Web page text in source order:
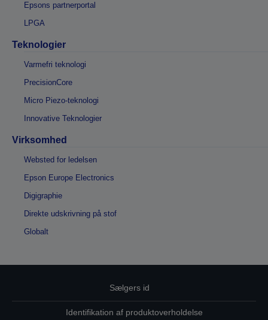
Epsons partnerportal
LPGA
Teknologier
Varmefri teknologi
PrecisionCore
Micro Piezo-teknologi
Innovative Teknologier
Virksomhed
Websted for ledelsen
Epson Europe Electronics
Digigraphie
Direkte udskrivning på stof
Globalt
Sælgers id
Identifikation af produktoverholdelse